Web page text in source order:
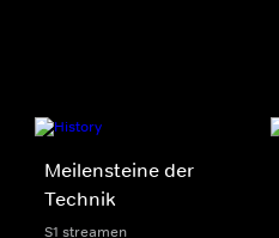
Meilensteine der
Technik
S1 streamen